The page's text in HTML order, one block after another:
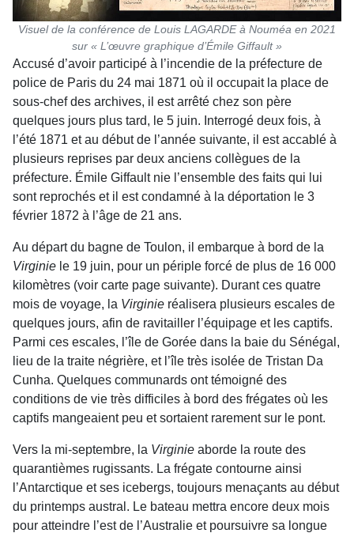
Visuel de la conférence de Louis LAGARDE à Nouméa en 2021
sur « L’œuvre graphique d’Émile Giffault »
Accusé d’avoir participé à l’incendie de la préfec­ture de
police de Paris du 24 mai 1871 où il occu­pait la place de
sous-chef des archives, il est arrêté chez son père
quelques jours plus tard, le 5 juin. Interrogé deux fois, à
l’été 1871 et au début de l’année suivante, il est accablé à
plusieurs reprises par deux anciens collègues de la
préfec­ture. Émile Giffault nie l’ensemble des faits qui lui
sont reprochés et il est condamné à la déportation le 3
février 1872 à l’âge de 21 ans.
Au départ du bagne de Toulon, il embarque à bord de la
Virginie le 19 juin, pour un périple forcé de plus de 16 000
kilomètres (voir carte page sui­vante). Durant ces quatre
mois de voyage, la Virginie réalisera plusieurs escales de
quelques jours, afin de ravitailler l’équipage et les captifs.
Parmi ces escales, l’île de Gorée dans la baie du Sénégal,
lieu de la traite négrière, et l’île très iso­lée de Tristan Da
Cunha. Quelques communards ont témoigné des
conditions de vie très difficiles à bord des frégates où les
captifs mangeaient peu et sortaient rarement sur le pont.
Vers la mi-septembre, la Virginie aborde la route des
quarantièmes rugissants. La frégate contourne ainsi
l’Antarctique et ses icebergs, toujours mena­çants au début
du printemps austral. Le bateau mettra encore deux mois
pour atteindre l’est de l’Australie et poursuivre sa longue